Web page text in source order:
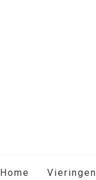
Home Vieringen